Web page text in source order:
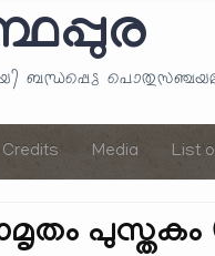
ബന്ധപ്പെട്ട
Credits Media List
പുസ്തകം